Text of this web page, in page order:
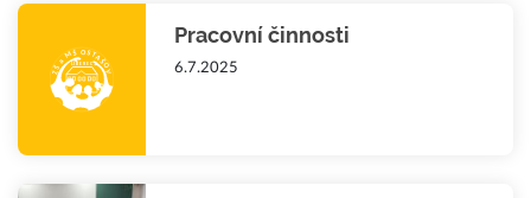
Pracovní činnosti
6.7.2025